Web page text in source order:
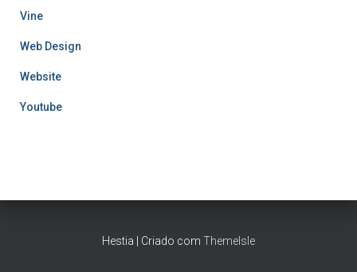
Vine
Web Design
Website
Youtube
Hestia | Criado com ThemeIsle